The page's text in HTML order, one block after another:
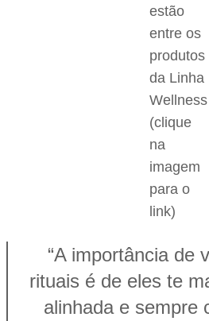
estão
entre os
produtos
da Linha
Wellness
(clique
na
imagem
para o
link)
“A importância de
rituais é de eles te
alinhada e sempre